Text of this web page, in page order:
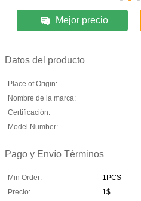
Mejor precio
Datos del producto
Place of Origin:
Nombre de la marca:
Certificación:
Model Number:
Pago y Envío Términos
Min Order:
1PCS
Precio:
1$